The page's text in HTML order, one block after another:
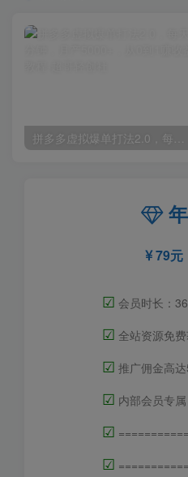
拼多多虚拟爆单打法2.0，每天10分钟，月产5000+，从0到1赚收益教程
79元
☑ 会员时长：
☑ 全站资源免
☑ 推广佣金高
☑ 内部会员专
☑
☑